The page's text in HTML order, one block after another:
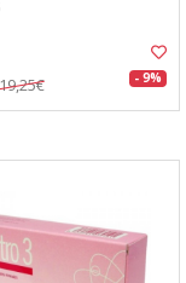
19,25€ - 9%